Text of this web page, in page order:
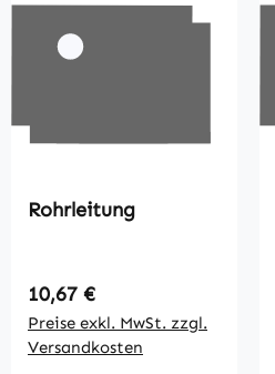
Rohrleitung
Regulärer Preis:
10,67 €
Preise exkl. MwSt. zzgl.
Versandkosten